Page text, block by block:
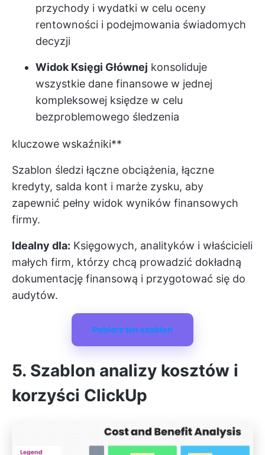
przychody i wydatki w celu oceny
rentowności i podejmowania świadomych
decyzji
Widok Księgi Głównej konsoliduje
wszystkie dane finansowe w jednej
kompleksowej księdze w celu
bezproblemowego śledzenia
kluczowe wskaźniki**
Szablon śledzi łączne obciążenia, łączne
kredyty, salda kont i marże zysku, aby
zapewnić pełny widok wyników finansowych
firmy.
Idealny dla: Księgowych, analityków i właścicieli
małych firm, którzy chcą prowadzić dokładną
dokumentację finansową i przygotować się do
audytów.
Pobierz ten szablon
5. Szablon analizy kosztów i
korzyści ClickUp